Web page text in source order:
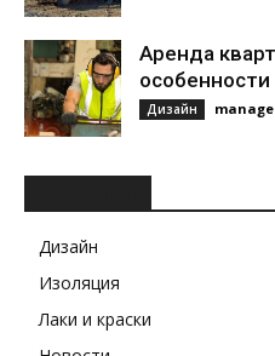
Аренда
особенности
Дизайн
Дизайн
Изоляция
Лаки и краски